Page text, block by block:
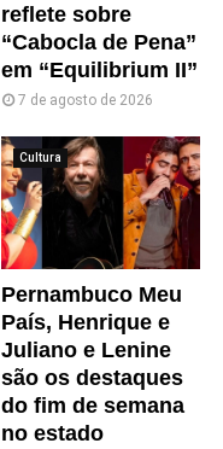
reflete sobre
“Cabocla de Pena”
em “Equilibrium II”
7 de agosto de 2026
Cultura
Pernambuco Meu
País, Henrique e
Juliano e Lenine
são os destaques
do fim de semana
no estado